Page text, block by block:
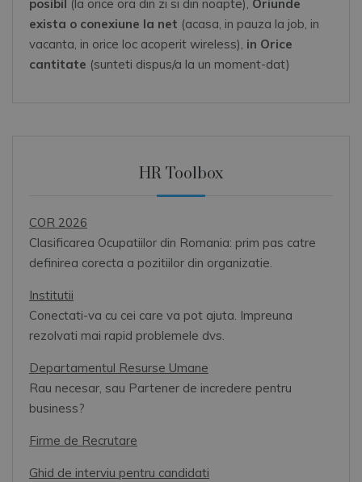
posibil (la orice ora din zi si din noapte), Oriunde
exista o conexiune la net (acasa, in pauza la job, in
vacanta, in orice loc acoperit wireless), in Orice
cantitate (sunteti dispus/a la un moment-dat)
HR Toolbox
COR 2026
Clasificarea Ocupatiilor din Romania: prim pas catre
definirea corecta a pozitiilor din organizatie.
Institutii
Conectati-va cu cei care va pot ajuta. Impreuna
rezolvati mai rapid problemele dvs.
Departamentul Resurse Umane
Rau necesar, sau Partener de incredere pentru
business?
Firme de Recrutare
Ghid de interviu pentru candidati